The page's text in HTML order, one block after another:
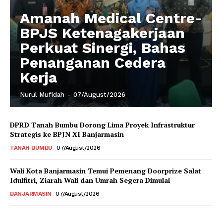
Amanah Medical Centre-
BPJS Ketenagakerjaan
Perkuat Sinergi, Bahas
Penanganan Cedera
Kerja
Nurul Mufidah - 07/August/2026
DPRD Tanah Bumbu Dorong Lima Proyek Infrastruktur
Strategis ke BPJN XI Banjarmasin
TANAH BUMBU 07/August/2026
Wali Kota Banjarmasin Temui Pemenang Doorprize Salat
Idulfitri, Ziarah Wali dan Umrah Segera Dimulai
BANJARMASIN 07/August/2026